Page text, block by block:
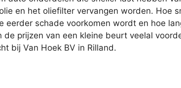
en het oliefilter vervangen worden. Hoe
eerder schade voorkomen wordt en hoe
de prijzen van een kleine beurt veelal
bij Van Hoek BV in Rilland.